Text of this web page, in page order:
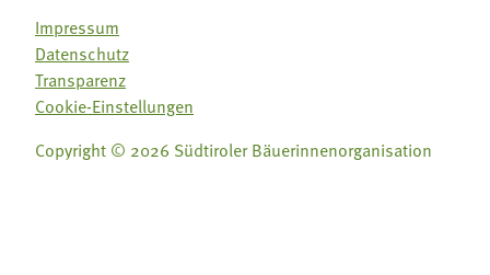
Impressum
Datenschutz
Transparenz
Cookie-Einstellungen
Copyright © 2026 Südtiroler Bäuerinnenorganisation